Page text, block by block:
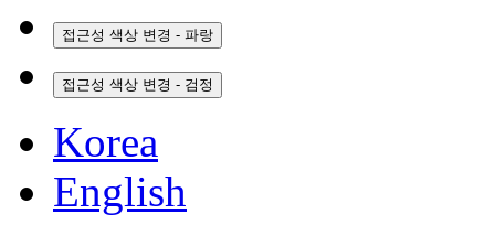
접근성 색상 변경 - 파랑
접근성 색상 변경 - 검정
Korea
English